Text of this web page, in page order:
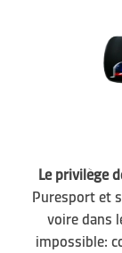
Le privilège
Puresport et
voire dans
impossible: